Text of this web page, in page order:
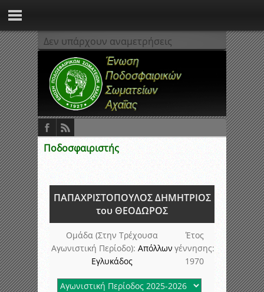
Δεν υπάρχουν αναμετρήσεις
Ποδοσφαιριστής
ΠΑΠΑΧΡΙΣΤΟΠΟΥΛΟΣ ΔΗΜΗΤΡΙΟΣ
του ΘΕΟΔΩΡΟΣ
Ομάδα (Στην Τρέχουσα
Αγωνιστική Περίοδο): Απόλλων
Εγλυκάδος
Έτος
γέννησης:
1970